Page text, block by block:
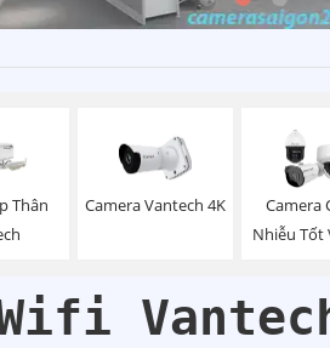
Thân
Camera Vantech 4K
Camera
Nhiễu Tốt
Wifi